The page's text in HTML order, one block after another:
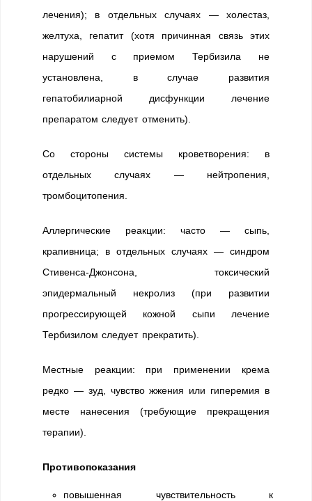
лечения); в отдельных случаях — холестаз,
желтуха, гепатит (хотя причинная связь этих
нарушений с приемом Тербизила не
установлена, в случае развития
гепатобилиарной дисфункции лечение
препаратом следует отменить).
Со стороны системы кроветворения: в
отдельных случаях — нейтропения,
тромбоцитопения.
Аллергические реакции: часто — сыпь,
крапивница; в отдельных случаях — синдром
Стивенса-Джонсона, токсический
эпидермальный некролиз (при развитии
прогрессирующей кожной сыпи лечение
Тербизилом следует прекратить).
Местные реакции: при применении крема
редко — зуд, чувство жжения или гиперемия в
месте нанесения (требующие прекращения
терапии).
Противопоказания
повышенная чувствительность к